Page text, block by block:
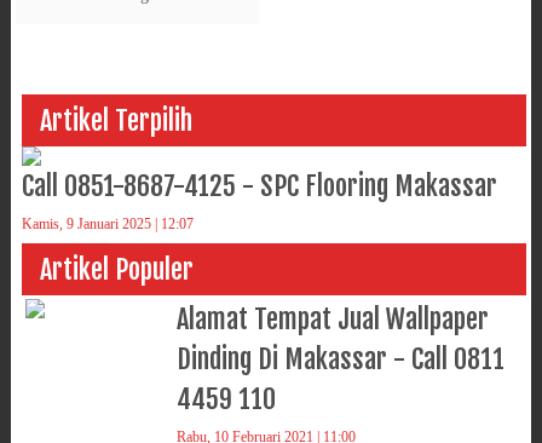
Artikel Terpilih
Call 0851-8687-4125 - SPC Flooring Makassar
Kamis, 9 Januari 2025 | 12:07
Artikel Populer
Alamat Tempat Jual Wallpaper
Dinding Di Makassar - Call 0811
4459 110
Rabu, 10 Februari 2021 | 11:00